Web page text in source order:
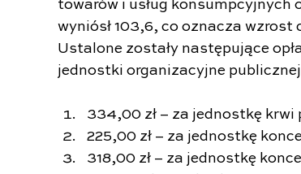
towarów i usług konsumpcyjnych
wyniósł 103,6, co oznacza wzrost
Ustalone zostały następujące
jednostki organizacyjne publicznej
334,00 zł – za jednostkę krwi
225,00 zł – za jednostkę
318,00 zł – za jednostkę